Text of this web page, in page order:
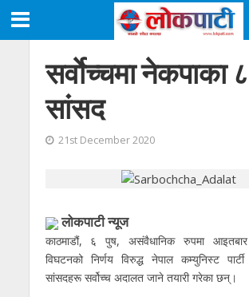
सर्वाेच्चमा नेकपाका
सांसद
21st December 2020
लोकपाटी न्यूज
काठमाडौं, ६ पुष, असंवैधानिक रुपमा
विघटनको निर्णय विरुद्ध नेपाल कम्युनिस्ट
सांसदहरू सर्वोच्च अदालत जाने तयारी गरेका छन्।